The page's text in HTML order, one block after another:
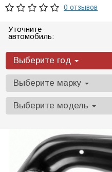
0 отзывов
Уточните
автомобиль:
Выберите год
Выберите марку
Выберите модель